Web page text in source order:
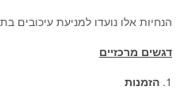
הנחיות אלו נועדו למניעת עיכובים
דגשים מרכזיים
1. הזמנות